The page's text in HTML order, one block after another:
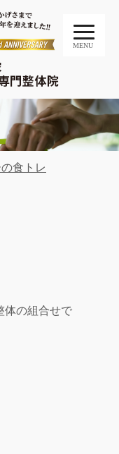
MENU
食トレ
体の組合せで